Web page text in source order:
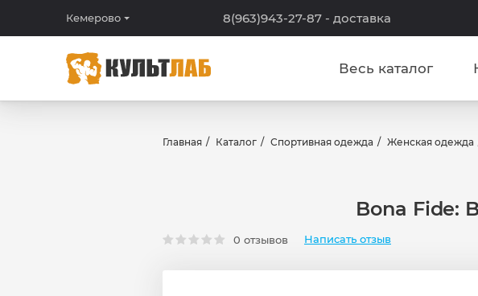
Кемерово 8(963)943-27-87 - доставка
Весь каталог
Главная Каталог Спортивная одежда Женская одежда
Bona Fide:
0 отзывов Написать отзыв